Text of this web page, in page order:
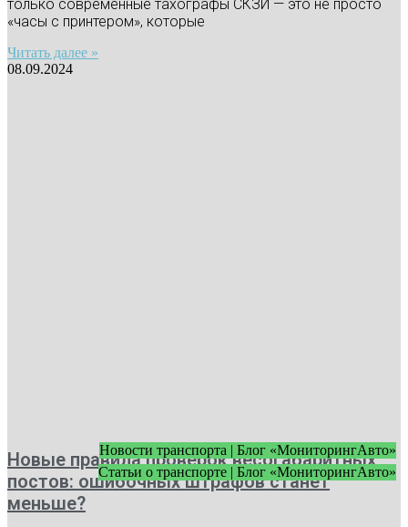
только современные тахографы СКЗИ — это не просто
«часы с принтером», которые
Читать далее »
08.09.2024
Новости транспорта | Блог «МониторингАвто»
Статьи о транспорте | Блог «МониторингАвто»
Новые правила проверок весогабаритных
постов: ошибочных штрафов станет
меньше?